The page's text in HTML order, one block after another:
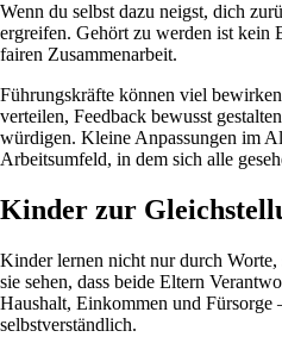
Wenn du selbst dazu neigst, dich
ergreifen. Gehört zu werden ist kein
fairen Zusammenarbeit.
Führungskräfte können viel
verteilen, Feedback bewusst
würdigen. Kleine Anpassungen im
Arbeitsumfeld, in dem sich alle
Kinder zur
Kinder lernen nicht nur durch
sie sehen, dass beide Eltern
Haushalt, Einkommen und Fürsorge
selbstverständlich.